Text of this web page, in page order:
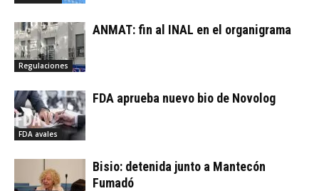
Regulaciones
ANMAT: fin al INAL en el organigrama
FDA avales
FDA aprueba nuevo bio de Novolog
Bisio: detenida junto a Mantecón
Fumadó